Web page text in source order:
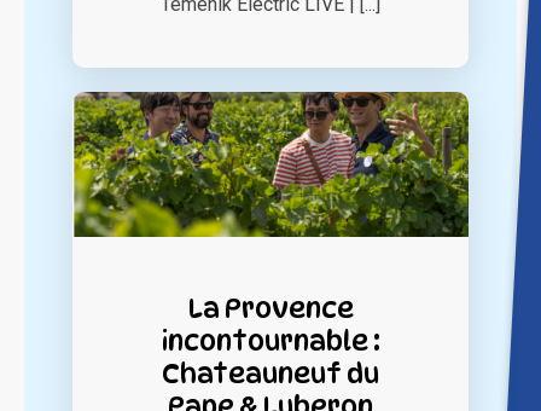
Temenik Electric LIVE | [...]
La Provence
incontournable :
Chateauneuf du